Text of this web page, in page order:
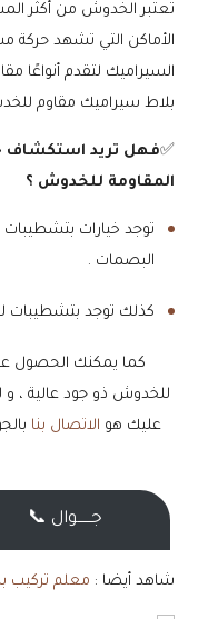
تعتبر الخدوش من أكثر
الأماكن التي تشهد
السيراميك لتقدم أنواعًا
بلاط سيراميك مقاوم
✅فهل تريد استكشاف
المقاومة للخدوش ؟
توجد خيارات
البصمات .
كذلك توجد بتشطيبات
كما يمكنك الحصول
للخدوش ذو جود عالية ، و
عليك هو الاتصال بنا
جــــــوال 📞
شاهد أيضا : معلم تركيب